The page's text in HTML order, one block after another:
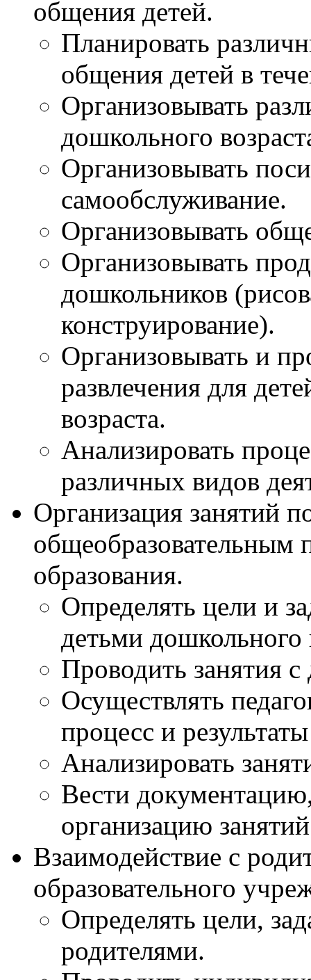
общения детей.
Планировать
общения детей в
Организовывать
дошкольного
Организовывать
самообслуживание.
Организовывать
Организовывать
дошкольников
конструирование).
Организовывать и
развлечения для
возраста.
Анализировать
различных видов
Организация занятий
общеобразовательным
образования.
Определять цели и
детьми дошкольного
Проводить занятия
Осуществлять
процесс и
Анализировать
Вести
организацию
Взаимодействие с
образовательного
Определять цели,
родителями.